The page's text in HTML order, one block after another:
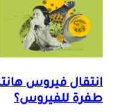
انتقال فيروس
طفرة للفيروس؟